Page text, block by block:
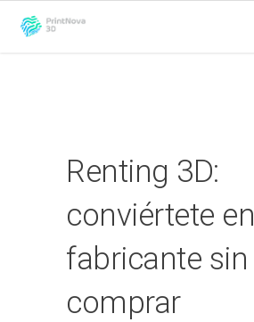
Renting 3D:
conviértete en
fabricante sin
comprar